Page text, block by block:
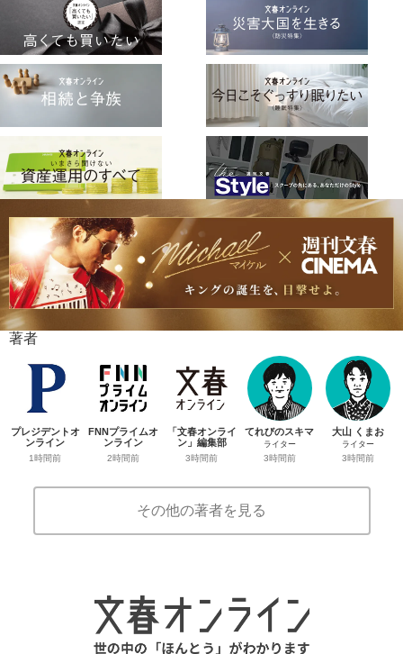
著者
プレジデントオ
ンライン
1時間前
FNNプライムオ
ンライン
2時間前
「文春オンライ
ン」編集部
3時間前
てれびのスキマ
ライター
3時間前
大山 くまお
ライター
3時間前
その他の著者を見る